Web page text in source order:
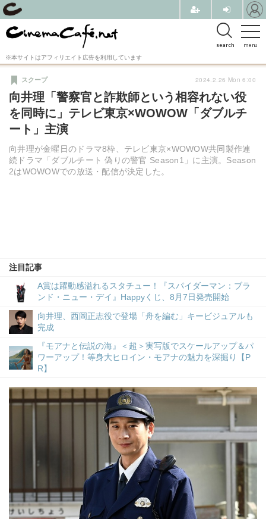
menu
search
※本サイトはアフィリエイト広告を利用しています
向井理「警察官と詐欺師という相容れない役
を同時に」テレビ東京×WOWOW「ダブルチ
ート」主演
向井理が金曜日のドラマ8枠、テレビ東京×WOWOW共同製作連
続ドラマ「ダブルチート 偽りの警官 Season1」に主演。Season
2はWOWOWでの放送・配信が決定した。
スクープ
注目記事
A賞は躍動感溢れるスタチュー！『スパイダーマン：ブラ
ンド・ニュー・デイ』Happyくじ、8月7日発売開始
向井理、西岡正志役で登場「舟を編む」キービジュアルも
完成
『モアナと伝説の海』＜超＞実写版でスケールアップ＆パ
ワーアップ！等身大ヒロイン・モアナの魅力を深掘り【P
R】
2024.2.26 Mon 6:00